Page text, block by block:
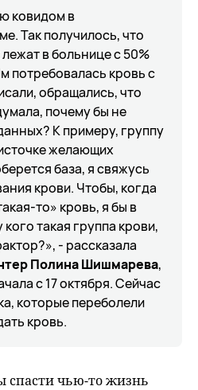
ковидом в
Так получилось, что
в больнице с 50%
потребовалась кровь с
обращались, что
почему бы не
К примеру, группу
желающих
база, я свяжусь
крови. Чтобы, когда
то» кровь, я бы в
такая группа крови,
- рассказала
Полина Шишмарева,
с 17 октября. Сейчас
которые переболели
кровь.
спасти чью-то жизнь